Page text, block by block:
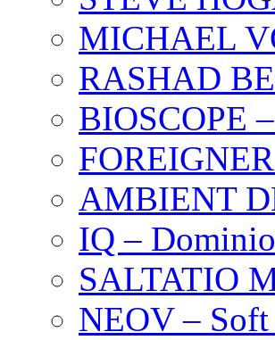
MICHAEL
RASHAD
BIOSCOPE
AMBIENT
IQ –
SALTATIO
NEOV –